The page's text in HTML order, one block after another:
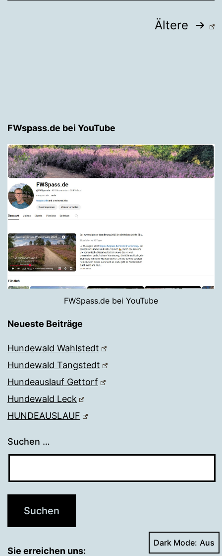
Seitennummerierung
Ältere
FWspass.de bei YouTube
FWSpass.de bei YouTube
Neueste Beiträge
Hundewald Wahlstedt
Hundewald Tangstedt
Hundeauslauf Gettorf
Hundewald Leck
HUNDEAUSLAUF
Suchen …
Sie erreichen uns:
Dark Mode: